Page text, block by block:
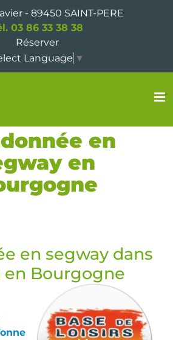
- 89450 SAINT-PERE
03 86 33 38 38
Réserver
Language ▼
en
en
en segway dans
en Bourgogne